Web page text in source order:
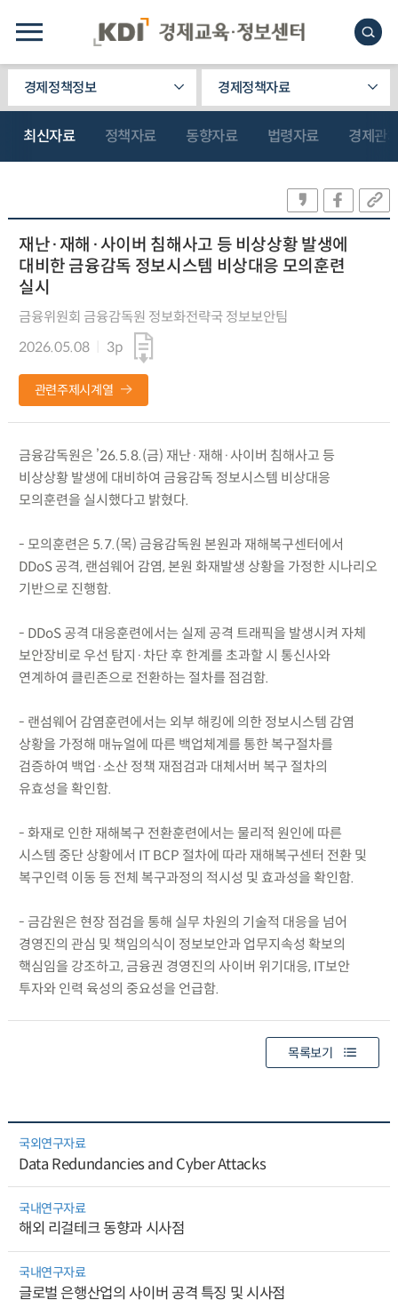
경제정책정보 경제정책자료
최신자료 정책자료 동향자료 법령자료 경제관
재난·재해·사이버 침해사고 등 비상상황 발생에
대비한 금융감독 정보시스템 비상대응 모의훈련
실시
금융위원회 금융감독원 정보화전략국 정보보안팀
2026.05.08
3p
관련주제시계열
금융감독원은 ’26.5.8.(금) 재난·재해·사이버 침해사고 등
비상상황 발생에 대비하여 금융감독 정보시스템 비상대응
모의훈련을 실시했다고 밝혔다.
- 모의훈련은 5.7.(목) 금융감독원 본원과 재해복구센터에서
DDoS 공격, 랜섬웨어 감염, 본원 화재발생 상황을 가정한 시나리오
기반으로 진행함.
- DDoS 공격 대응훈련에서는 실제 공격 트래픽을 발생시켜 자체
보안장비로 우선 탐지·차단 후 한계를 초과할 시 통신사와
연계하여 클린존으로 전환하는 절차를 점검함.
- 랜섬웨어 감염훈련에서는 외부 해킹에 의한 정보시스템 감염
상황을 가정해 매뉴얼에 따른 백업체계를 통한 복구절차를
검증하여 백업·소산 정책 재점검과 대체서버 복구 절차의
유효성을 확인함.
- 화재로 인한 재해복구 전환훈련에서는 물리적 원인에 따른
시스템 중단 상황에서 IT BCP 절차에 따라 재해복구센터 전환 및
복구인력 이동 등 전체 복구과정의 적시성 및 효과성을 확인함.
- 금감원은 현장 점검을 통해 실무 차원의 기술적 대응을 넘어
경영진의 관심 및 책임의식이 정보보안과 업무지속성 확보의
핵심임을 강조하고, 금융권 경영진의 사이버 위기대응, IT보안
투자와 인력 육성의 중요성을 언급함.
목록보기
국외연구자료
Data Redundancies and Cyber Attacks
국내연구자료
해외 리걸테크 동향과 시사점
국내연구자료
글로벌 은행산업의 사이버 공격 특징 및 시사점